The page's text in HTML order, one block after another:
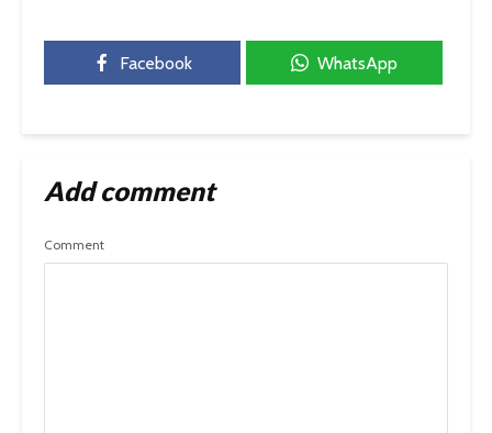
Facebook WhatsApp
Add comment
Comment